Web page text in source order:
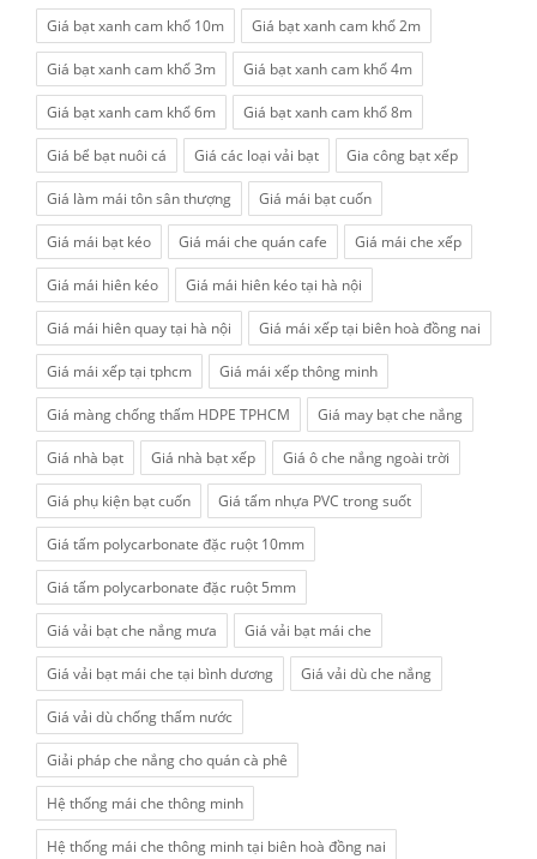
Giá bạt xanh cam khổ 10m Giá bạt xanh cam khổ 2m
Giá bạt xanh cam khổ 3m Giá bạt xanh cam khổ 4m
Giá bạt xanh cam khổ 6m Giá bạt xanh cam khổ 8m
Giá bể bạt nuôi cá Giá các loại vải bạt Gia công bạt xếp
Giá làm mái tôn sân thượng Giá mái bạt cuốn
Giá mái bạt kéo Giá mái che quán cafe Giá mái che xếp
Giá mái hiên kéo Giá mái hiên kéo tại hà nội
Giá mái hiên quay tại hà nội Giá mái xếp tại biên hoà đồng nai
Giá mái xếp tại tphcm Giá mái xếp thông minh
Giá màng chống thấm HDPE TPHCM Giá may bạt che nắng
Giá nhà bạt Giá nhà bạt xếp Giá ô che nắng ngoài trời
Giá phụ kiện bạt cuốn Giá tấm nhựa PVC trong suốt
Giá tấm polycarbonate đặc ruột 10mm
Giá tấm polycarbonate đặc ruột 5mm
Giá vải bạt che nắng mưa Giá vải bạt mái che
Giá vải bạt mái che tại bình dương Giá vải dù che nắng
Giá vải dù chống thấm nước
Giải pháp che nắng cho quán cà phê
Hệ thống mái che thông minh
Hệ thống mái che thông minh tại biên hoà đồng nai